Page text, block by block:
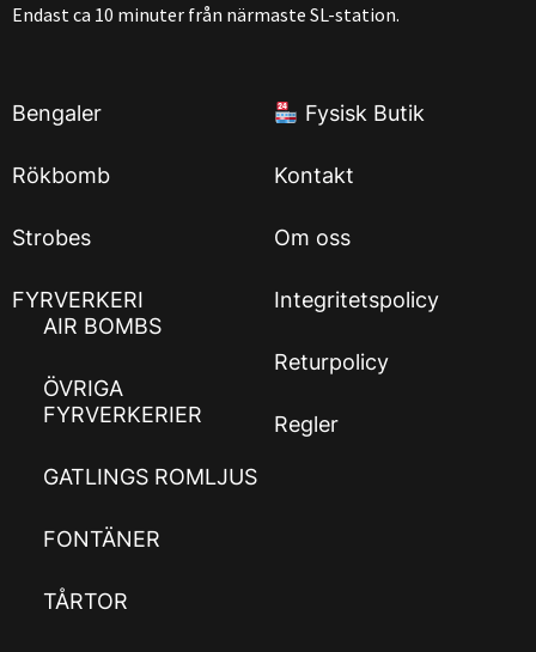
Endast ca 10 minuter från närmaste SL-station.
Bengaler
Rökbomb
Strobes
FYRVERKERI
AIR BOMBS
ÖVRIGA
FYRVERKERIER
GATLINGS ROMLJUS
FONTÄNER
TÅRTOR
Fysisk Butik
Kontakt
Om oss
Integritetspolicy
Returpolicy
Regler